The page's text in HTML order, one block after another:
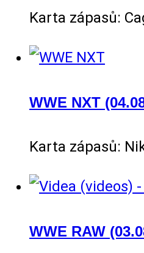
Karta zápasů:
WWE NXT
Karta zápasů:
WWE RAW